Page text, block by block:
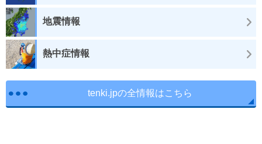
地震情報
熱中症情報
tenki.jpの全情報はこちら